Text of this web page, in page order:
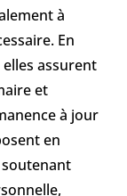
à
En
assurent
et
à jour
en